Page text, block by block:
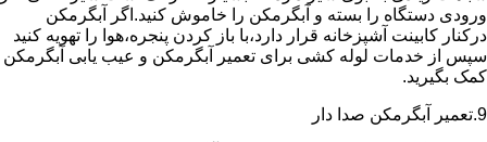
ورودی دستگاه را بسته و آبگرمکن را خاموش کنید.اگر آبگرمکن
درکنار کابینت آشپزخانه قرار دارد،با باز کردن پنجره،هوا را تهویه کنید
سپس از خدمات لوله کشی برای تعمیر آبگرمکن و عیب یابی آبگرمکن
کمک بگیرید.
9.تعمیر آبگرمکن صدا دار